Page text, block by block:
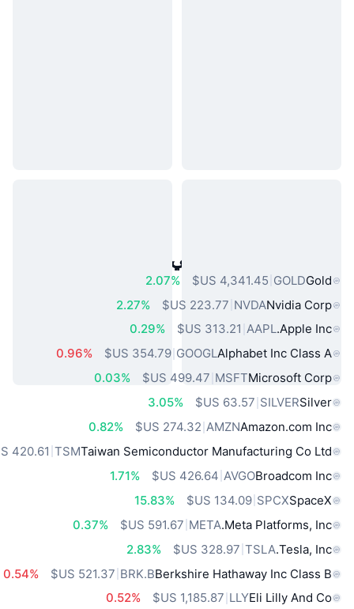
أصول العالم الحقيقي الشائعة
Gold
GOLD
2.07%
Nvidia Corp
NVDA
2.27%
Apple Inc.
AAPL
0.29%
Alphabet Inc Class A
GOOGL
‏354.79 US$
0.96%
Microsoft Corp
MSFT
0.03%
Silver
SILVER
3.05%
Amazon.com Inc
AMZN
0.82%
Taiwan Semiconductor Manufacturing Co Ltd
TSM
Broadcom Inc
AVGO
1.71%
SpaceX
SPCX
‏134.09 US$
15.83%
Meta Platforms, Inc.
META
0.37%
Tesla, Inc.
TSLA
2.83%
Berkshire Hathaway Inc Class B
BRK.B
0.54%
Eli Lilly And Co
LLY
0.52%